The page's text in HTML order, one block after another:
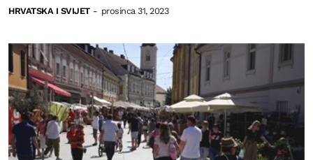
HRVATSKA I SVIJET - prosinca 31, 2023